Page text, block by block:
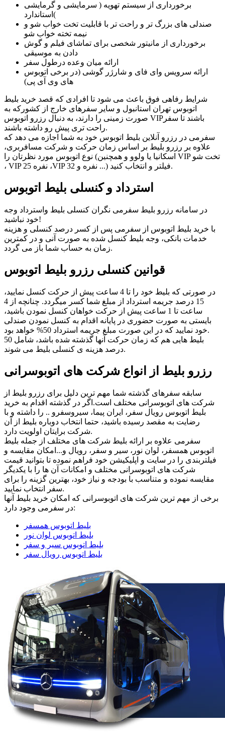
برخورداری از سیستم تهویه ( سرمایشی و گرمایشی
)استاندارد
صندلی های بزرگ تر و راحت تر با قابلیت تخت خواب شو و
نیمه تخته خواب شو
برخورداری از مانیتور شخصی برای تماشای فیلم و گوش
دادن به موسیقی
ارائه میان وعده درطول سفر
ارائه سرویس وای فای و شارژر گوشی (در برخی اتوبوس
های وی آی پی)
شرایط رفاهی فوق باعث می شود تا افرادی که قصد خرید بلیط
اتوبوس تهران استانبول و سایر سفرهای خارج از کشورکه به
صورت زمینی را دارند، به دنبال رزرو اتوبوس VIPباشند تا سفر
راحت تری پیش رو داشته باشند.
سفرمی در رزرو آنلاین بلیط اتوبوس خود به شما اجازه می دهد که
علاوه بر رزرو بلیط بر اساس زمان حرکت و شرکت مسافربری،
نوع اتوبوس مورد نظرتان را (اسکانیا یا ولوو و همچنین VIP تخت شو
، VIP 25 نفره ،VIP 32 نفره و ...) فیلتر و انتخاب کنید.
استرداد و کنسلی بلیط اتوبوس
در سامانه رزرو بلیط سفرمی نگران کنسلی بلیط واسترداد وجه
خود نباشید!
با خرید بلیط اتوبوس از سفرمی پس از کسر درصد کنسلی و هزینه
خدمات بانکی، وجه بلیط کنسل شده به صورت آنی و در کمترین
زمان به حساب شما باز می گردد.
قوانین کنسلی رزرو بلیط اتوبوس
در صورتی که بلیط خود را تا 4 ساعت پیش از حرکت کنسل نمایید،
15 درصد جریمه استرداد از مبلغ شما کسر میگردد. چنانچه از 4
ساعت تا 1 ساعت پیش از حرکت خواهان کنسل نمودن باشید،
بایستی به صورت حضوری در پایانه اقدام به کنسل نمودن صندلی
خود نمایید که در این صورت مبلغ جریمه استرداد 50% خواهد بود.
بلیط هایی هم که زمان حرکت آنها گذشته شده باشد، شامل 50
درصد هزینه ی کنسلی بلیط می شوند.
رزرو بلیط از انواع شرکت های اتوبوسرانی
سابقه سفرهای گذشته شما مهم ترین دلیل برای رزرو بلیط از
شرکت های اتوبوسرانی مختلف است.اگر در گذشته اقدام به خرید
بلیط اتوبوس رویال سفر، ایران پیما، سیروسفرو .. را داشته و با
رضایت به مقصد رسیده باشید، حتما انتخاب دوباره بلیط از آن
شرکت برایتان اولویت دارد.
سفرمی علاوه بر ارائه بلیط شرکت های مختلف از جمله بلیط
اتوبوس همسفر، لوان نور، سیر و سفر، رویال و...امکان مقایسه و
فیلتربندی را در سایت و اپلیکیشن خود فراهم نموده تا بتوانید قیمت
شرکت های اتوبوسرانی مختلف و امکانات آن ها را با یکدیگر
مقایسه نموده و متناسب با بودجه و نیاز خود، بهترین گزینه را برای
سفر انتخاب نمایید.
برخی از مهم ترین شرکت های اتوبوسرانی که امکان خرید بلیط آنها
در سفرمی وجود دارد:
بلیط اتوبوس همسفر
بلیط اتوبوس لوان نور
بلیط اتوبوس سیر و سفر
بلیط اتوبوس رویال سفر